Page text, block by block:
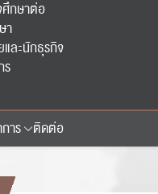
ศึกษาต่อ
า
ละนักธุรกิจ
ร
าร ติดต่อ